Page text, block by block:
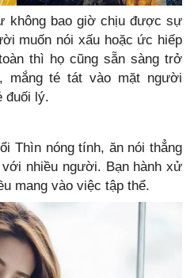
không bao giờ chịu được sự
muốn nói xấu hoặc ức hiếp
thì họ cũng sẵn sàng trở
mắng té tát vào mặt người
đuối lý.
Thìn nóng tính, ăn nói thẳng
nhiều người. Bạn hành xử
mang vào việc tập thể.